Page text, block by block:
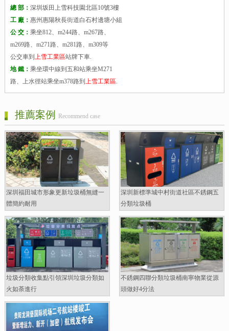
總 部： 深圳坂田上雪科技園北區10號3樓
工 廠： 惠州惠陽秋長街道白石村邊塘小組
公 交： 乘坐812、m244路、m267路、
m269路、m271路、m281路、m309等
公交車到 上雪工業區站牌下車.
地 鐵： 乘坐環中線到五和站乘坐M271
路、上水徑站乘坐m378路到 上雪工業區.
推薦案例 Recommend case
深圳福田城市形象更新垃圾桶無縫一
體簡約耐用
深圳新標準城中村街道社區不銹鋼五
分類垃圾桶
垃圾分類收集點引領深圳垃圾分類如
火如荼進行
不銹鋼四聯分類垃圾桶南寧物業從源
頭做好4分法